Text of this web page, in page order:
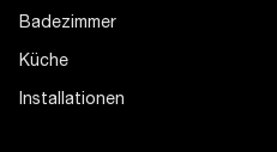
Badezimmer
Küche
Installationen